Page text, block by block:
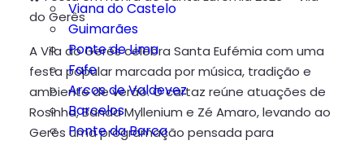
Viana do Castelo
Guimarães
Ponte de Lima
Fafe
Arcos de Valdevez
Barcelos
Ponte da Barca
do Gerês
A Vila do Gerês celebra Santa Eufémia com uma
festa popular marcada por música, tradição e
ambiente de verão. O cartaz reúne atuações de
Rosinha, Banda Myllenium e Zé Amaro, levando ao
Gerês uma programação pensada para